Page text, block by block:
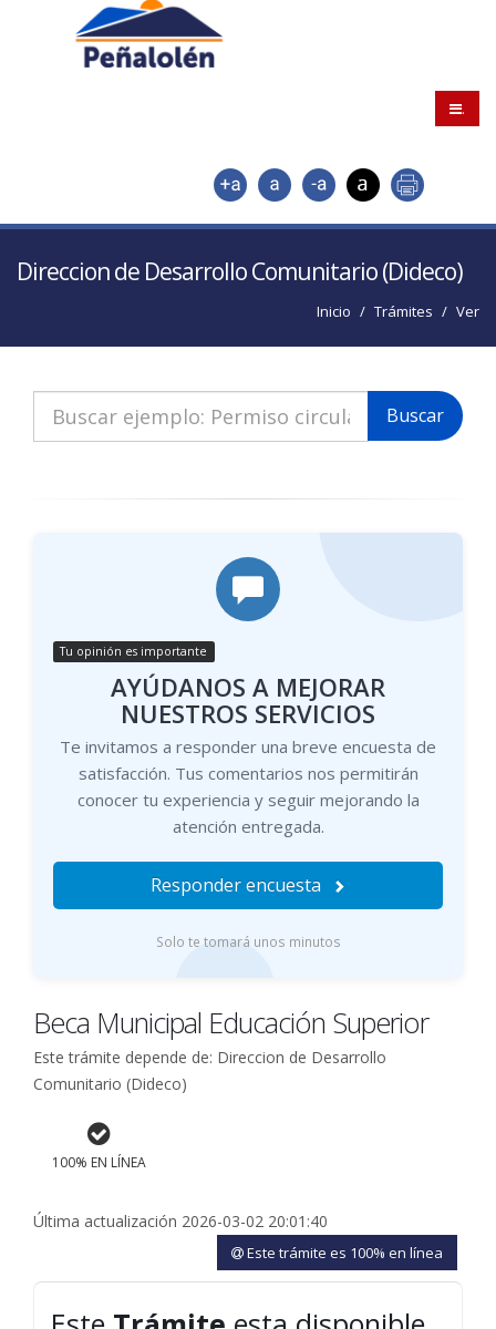
.
Direccion de Desarrollo Comunitario (Dideco)
Inicio Trámites Ver
Buscar
Tu opinión es importante
AYÚDANOS A MEJORAR
NUESTROS SERVICIOS
Te invitamos a responder una breve encuesta de
satisfacción. Tus comentarios nos permitirán
conocer tu experiencia y seguir mejorando la
atención entregada.
Responder encuesta
Solo te tomará unos minutos
Beca Municipal Educación Superior
Este trámite depende de: Direccion de Desarrollo
Comunitario (Dideco)
100% EN LÍNEA
Última actualización 2026-03-02 20:01:40
Este trámite es 100% en línea